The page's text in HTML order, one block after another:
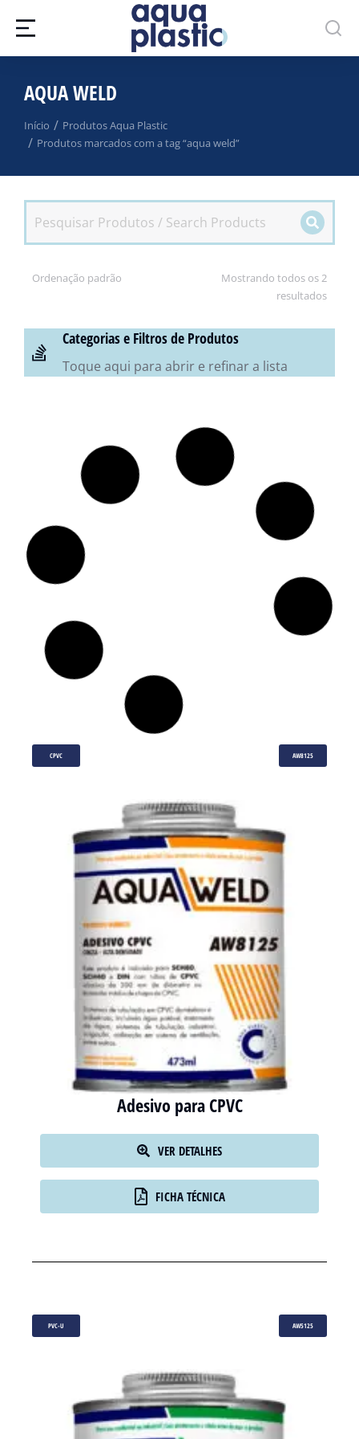
AQUA WELD
Você está aqui:
Início
Produtos Aqua Plastic
Produtos marcados com a tag “aqua weld”
Mostrando todos os 2
resultados
Categorias e Filtros de Produtos
Toque aqui para abrir e refinar a lista
CPVC AW8125
Adesivo para CPVC
VER DETALHES
FICHA TÉCNICA
PVC-U AW5125